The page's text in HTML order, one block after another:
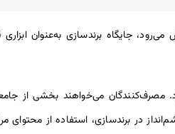
جایگاه برندسازی به‌عنوان ابزاری
می‌خواهند بخشی از
در برندسازی، استفاده از